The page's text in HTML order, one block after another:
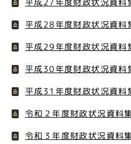
平成28年度財政状況資料
平成29年度財政状況資料
平成30年度財政状況資料
平成31年度財政状況資料
令和２年度財政状況資料
令和３年度財政状況資料